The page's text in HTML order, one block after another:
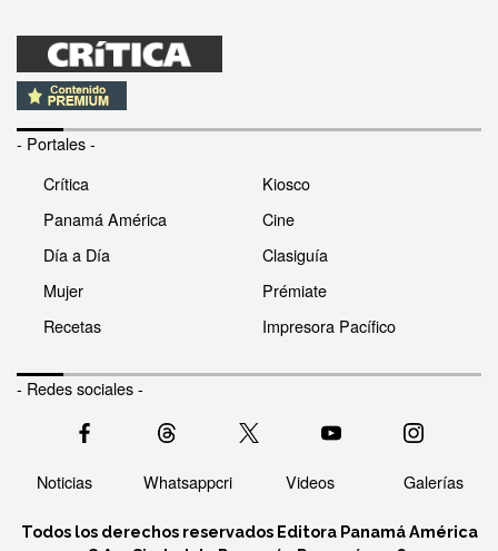
- Portales -
Crítica
Panamá América
Día a Día
Mujer
Recetas
Kiosco
Cine
Clasiguía
Prémiate
Impresora Pacífico
- Redes sociales -
Noticias Whatsappcri Videos Galerías
Todos los derechos reservados Editora Panamá América